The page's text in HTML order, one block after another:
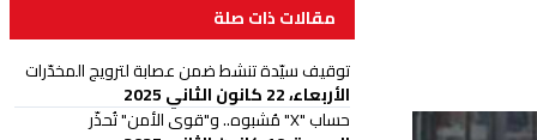
مقالات ذات صلة
توقيف سيّدة تنشط ضمن عصابة لترويج المخدّرات
الأربعاء، 22 كانون الثاني 2025
حساب "X" مُشبوه.. و"قوى الأمن" تُحذّر